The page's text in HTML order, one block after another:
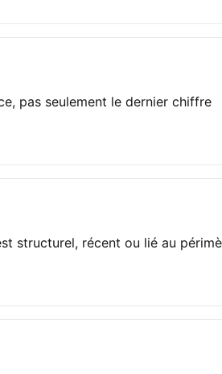
pas seulement le dernier chiffre
structurel, récent ou lié au